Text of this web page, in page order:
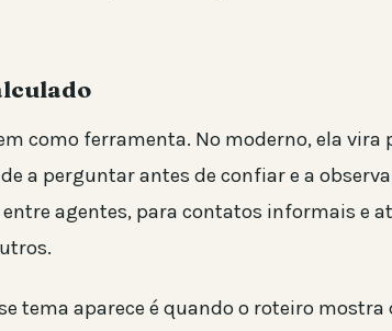
como ferramenta. No moderno, ela vira
a perguntar antes de confiar e a
agentes, para contatos informais e
tema aparece é quando o roteiro mostra